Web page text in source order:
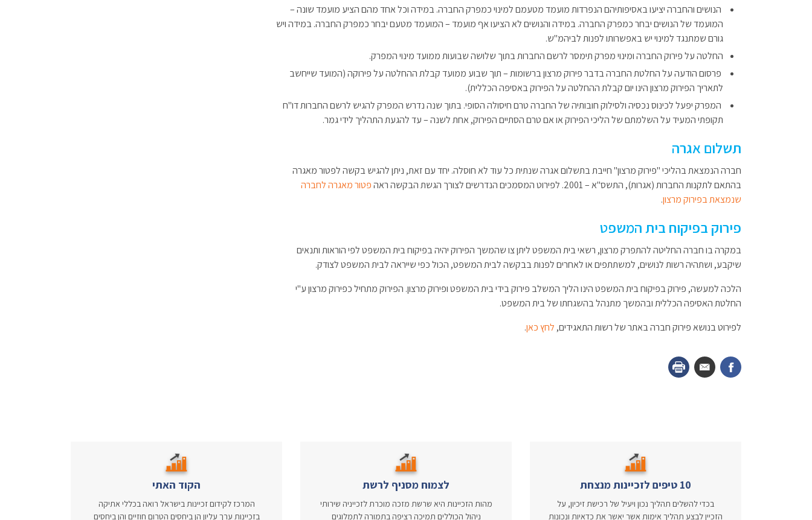
הנושים והחברה יציעו באסיפותיהם הנפרדות מועמד מטעמם למינוי כמפרק החברה. במידה וכל אחד מהם הציע מועמד שונה –
המועמד של הנושים יבחר כמפרק החברה. במידה והנושים לא הציעו אף מועמד – המועמד מטעם יבחר כמפרק החברה. במידה ויש
גורם שמתנגד למינוי יש באפשרותו לפנות לביהמ"ש.
​החלטה על פירוק החברה ומינוי מפרק תימסר לרשם החברות בתוך שלושה שבועות ממועד מינוי המפרק.
פרסום הודעה על החלטת החברה בדבר פירוק מרצון ברשומות – תוך שבוע ממועד קבלת ההחלטה על פירוקה (המועד שייחשב
לתאריך הפירוק מרצון הינו יום קבלת ההחלטה על הפירוק באסיפה הכללית).
המפרק יפעל לכינוס נכסיה ולסילוק חובותיה של החברה טרם חיסולה הסופי. בתוך שנה נדרש המפרק להגיש לרשם החברות דו"ח
תקופתי המעיד על השלמתם של הליכי הפירוק או אם טרם הסתיים הפירוק, אחת לשנה – עד להגעת התהליך לידי גמר.
תשלום אגרה
חברה הנמצאת בהליכי "פירוק מרצון" חייבת בתשלום אגרה שנתית כל עוד לא חוסלה. יחד עם זאת, ניתן להגיש בקשה לפטור מאגרה
בהתאם לתקנות ה​חברות (אגרות), התשס"א – 2001.​ לפירוט המסמכים הנדרשים לצורך הגשת הבקשה ראה
פטור מאגרה לחברה
שנמצאת בפירוק מרצון.
פירוק בפיקוח בית המשפט
במקרה בו חברה החליטה להתפרק מרצון, רשאי בית המשפט ליתן צו שהמשך הפירוק יהיה בפיקוח בית המשפט לפי הוראות ותנאים
שיקבע, ושתהיה רשות לנושים, למשתתפים או לאחרים לפנות בבקשה לבית המשפט, הכול כפי שייראה לבית המשפט לצודק.
הלכה למעשה, פירוק בפיקוח בית המשפט הינו הליך המשלב פירוק בידי בית המשפט ופירוק מרצון. הפירוק מתחיל כפירוק מרצון ע"י
החלטת האסיפה הכללית ובהמשך מתנהל בהשגחתו של בית המשפט.
לפירוט בנושא פירוק חברה באתר של רשות התאגידים, לחץ כאן.
10 טיפים לזכיינות מנצחת
בכדי להשלים תהליך נכון ויעיל של רכישת זיכיון, על
הזכיין לבצע תהליך אימות אשר יאשר את כדאיות ונכונות
לצמוח מסניף לרשת
מהות הזכיינות היא שרשת מזכה מוכרת לזכייניה שירותי
ניהול הכוללים תמיכה רציפה בתמורה לתמלוגים
הקוד האתי
המרכז לקידום זכיינות בישראל רואה בכללי אתיקה
בזכיינות ערך עליון הן ביחסים הטרום חוזיים והן ביחסים